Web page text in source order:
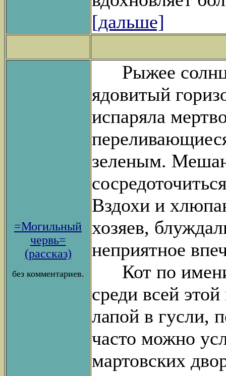
[дальше]
=Могильный
червь=
(рассказ)
без комментариев.
Рыжее
ядовитый
испаряла
зеленым.
Вздохи и
хозяев,
неприятное
Кот по имени
среди всей
лапой в гусли,
часто можно
мартовских